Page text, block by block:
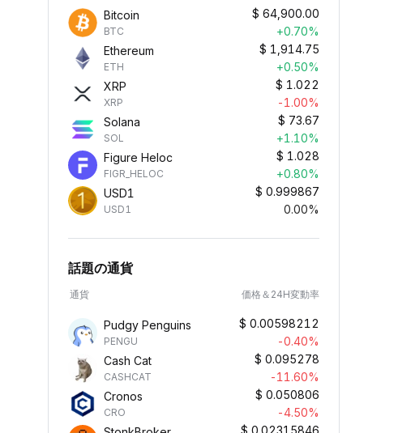
Bitcoin
BTC
$ 64,900.00
+0.70%
Ethereum
ETH
$ 1,914.75
+0.50%
XRP
XRP
$ 1.022
-1.00%
Solana
SOL
$ 73.67
+1.10%
Figure Heloc
FIGR_HELOC
$ 1.028
+0.80%
USD1
USD1
$ 0.999867
0.00%
話題の通貨
通貨 価格＆24H変動率
Pudgy Penguins
PENGU
$ 0.00598212
-0.40%
Cash Cat
CASHCAT
$ 0.095278
-11.60%
Cronos
CRO
$ 0.050806
-4.50%
$ 0.02315846